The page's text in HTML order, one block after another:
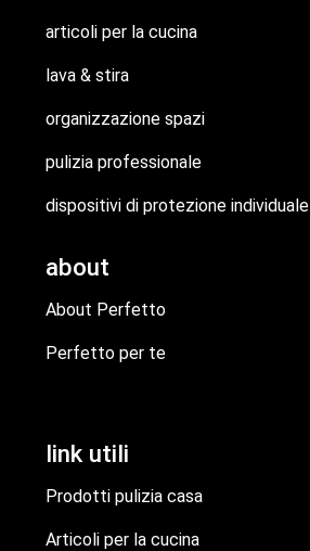
articoli per la cucina
lava & stira
organizzazione spazi
pulizia professionale
dispositivi di protezione individuale
about
About Perfetto
Perfetto per te
link utili
Prodotti pulizia casa
Articoli per la cucina